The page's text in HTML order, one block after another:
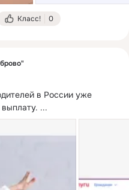
Класс! 0
в России уже
...